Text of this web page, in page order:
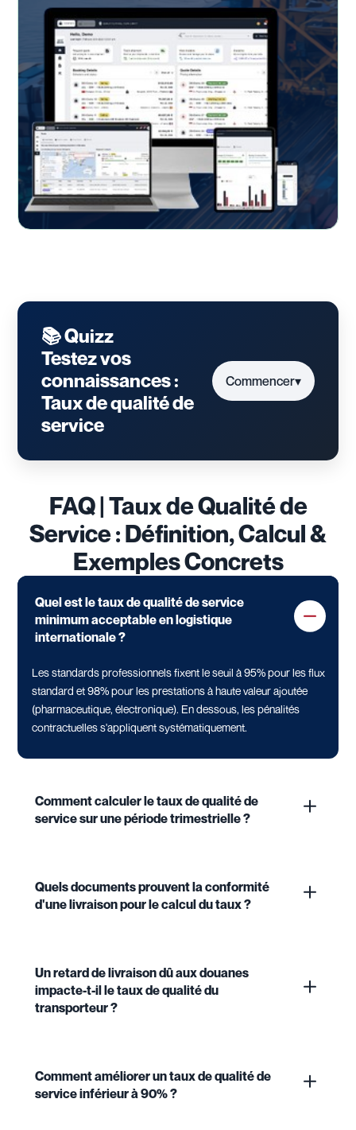
📚 Quizz
Testez vos
connaissances :
Taux de qualité de
service
Commencer▾
FAQ | Taux de Qualité de
Service : Définition, Calcul &
Exemples Concrets
Quel est le taux de qualité de service
minimum acceptable en logistique
internationale ?
Les standards professionnels fixent le seuil à 95% pour les flux
standard et 98% pour les prestations à haute valeur ajoutée
(pharmaceutique, électronique). En dessous, les pénalités
contractuelles s'appliquent systématiquement.
Comment calculer le taux de qualité de
service sur une période trimestrielle ?
Quels documents prouvent la conformité
d'une livraison pour le calcul du taux ?
Un retard de livraison dû aux douanes
impacte-t-il le taux de qualité du
transporteur ?
Comment améliorer un taux de qualité de
service inférieur à 90% ?